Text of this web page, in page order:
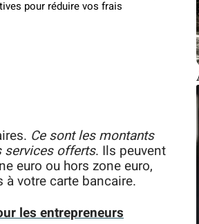
pour réduire vos frais
Ce sont les montants
services offerts. Ils peuvent
euro ou hors zone euro,
votre carte bancaire.
les entrepreneurs